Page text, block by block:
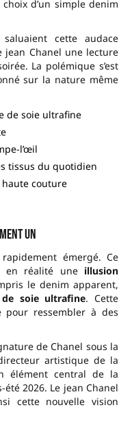
d’un simple denim
saluaient cette audace
jean Chanel une lecture
La polémique s’est
sur la nature même
de soie ultrafine
l’œil
tissus du quotidien
haute couture
un
émergé. Ce
en réalité une illusion
le denim apparent,
de soie ultrafine. Cette
pour ressembler à des
de Chanel sous la
artistique de la
élément central de la
2026. Le jean Chanel
cette nouvelle vision